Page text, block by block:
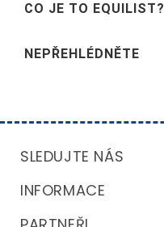
CO JE TO EQUILIST?
NEPŘEHLÉDNĚTE
SLEDUJTE NÁS
INFORMACE